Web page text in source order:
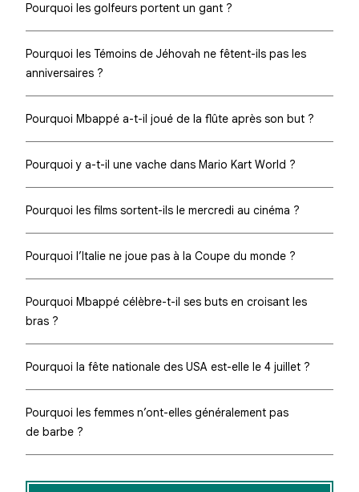
Pourquoi les golfeurs portent un gant ?
Pourquoi les Témoins de Jéhovah ne fêtent-ils pas les
anniversaires ?
Pourquoi Mbappé a-t-il joué de la flûte après son but ?
Pourquoi y a-t-il une vache dans Mario Kart World ?
Pourquoi les films sortent-ils le mercredi au cinéma ?
Pourquoi l’Italie ne joue pas à la Coupe du monde ?
Pourquoi Mbappé célèbre-t-il ses buts en croisant les
bras ?
Pourquoi la fête nationale des USA est-elle le 4 juillet ?
Pourquoi les femmes n’ont-elles généralement pas
de barbe ?